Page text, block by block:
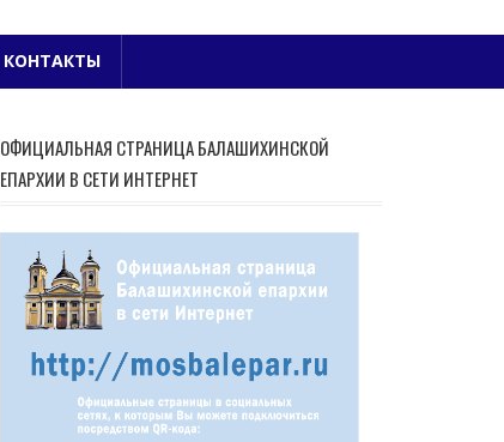
КОНТАКТЫ
ОФИЦИАЛЬНАЯ СТРАНИЦА БАЛАШИХИНСКОЙ
ЕПАРХИИ В СЕТИ ИНТЕРНЕТ